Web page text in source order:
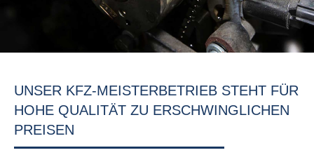
UNSER KFZ-MEISTERBETRIEB STEHT FÜR
HOHE QUALITÄT ZU ERSCHWINGLICHEN
PREISEN